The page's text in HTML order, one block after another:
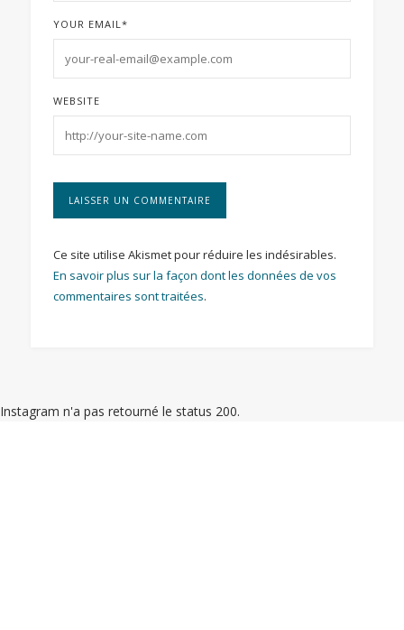
YOUR EMAIL*
WEBSITE
Ce site utilise Akismet pour réduire les indésirables.
En savoir plus sur la façon dont les données de vos
commentaires sont traitées.
Instagram n'a pas retourné le status 200.